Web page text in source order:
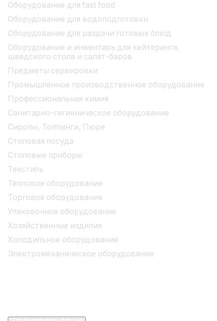
Оборудование для fast food
Оборудование для водоподготовки
Оборудование для раздачи готовых блюд
Оборудование и инвентарь для кейтеринга,
шведского стола и салат-баров
Предметы сервировки
Промышленное производственное оборудование
Профессиональная химия
Санитарно-гигиеническое оборудование
Сиропы, Топпинги, Пюре
Столовая посуда
Столовые приборы
Текстиль
Тепловое оборудование
Торговое оборудование
Упаковочное оборудование
Хозяйственные изделия
Холодильное оборудование
Электромеханическое оборудование